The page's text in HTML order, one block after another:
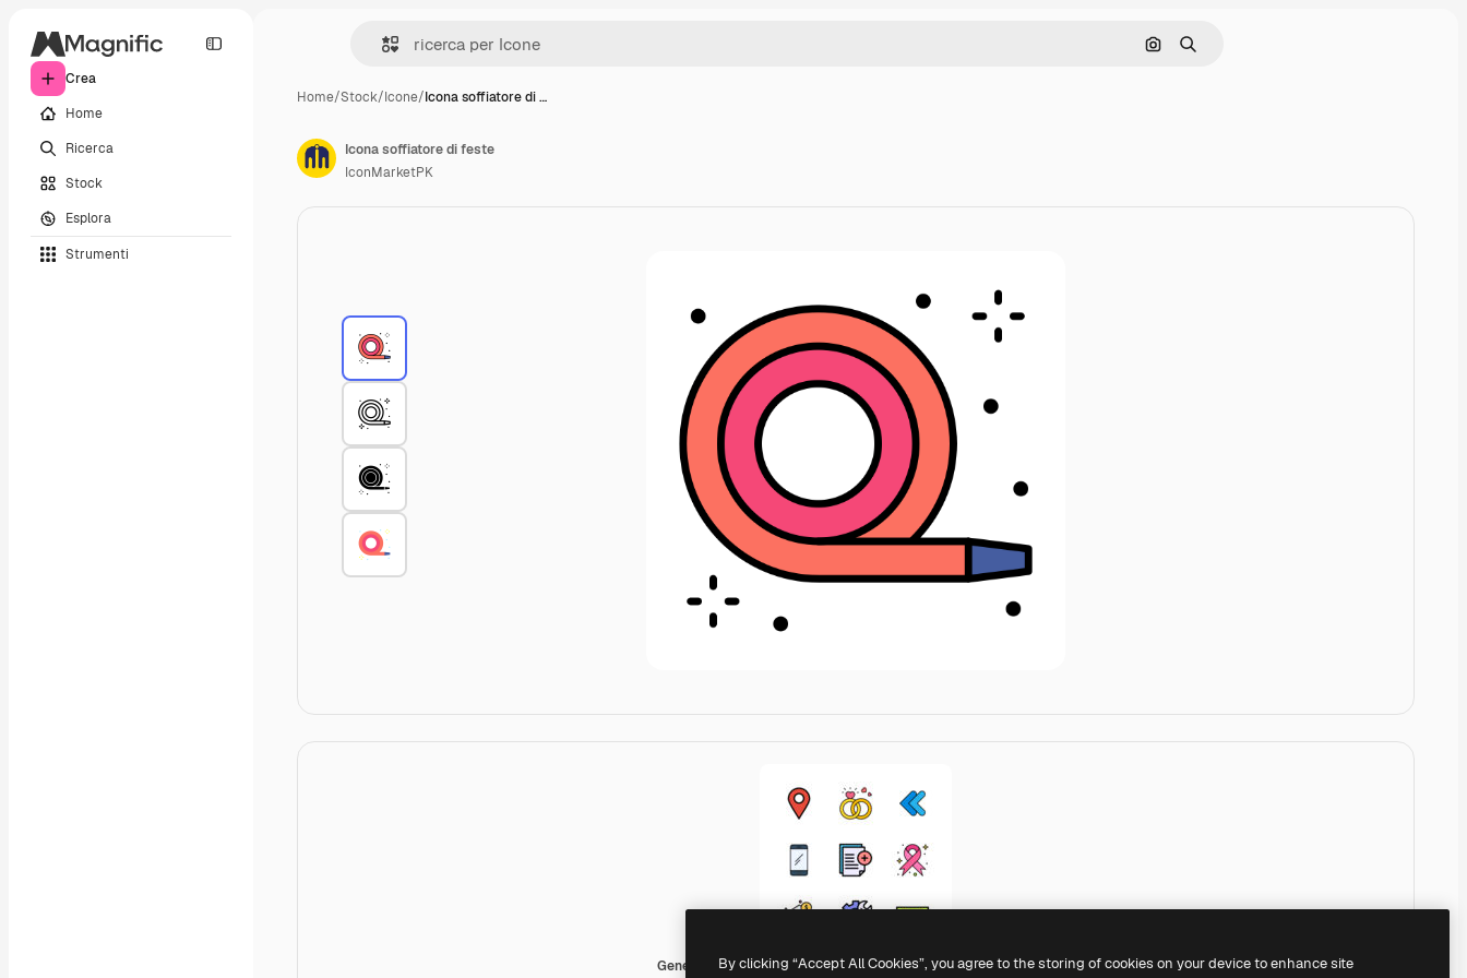
Crea
Home
Ricerca
Stock
Esplora
Strumenti
Cerca per immagine
Ricerca
Home/Stock/Icone/Icona soffiatore di …
Generic Outline Color
Icona soffiatore di feste
IconMarketPK
By clicking “Accept All Cookies”, you agree to the storing of cookies on your device to enhance site